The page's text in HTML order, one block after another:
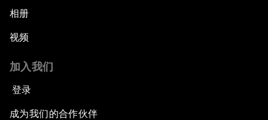
相册
视频
加入我们
登录
成为我们的合作伙伴